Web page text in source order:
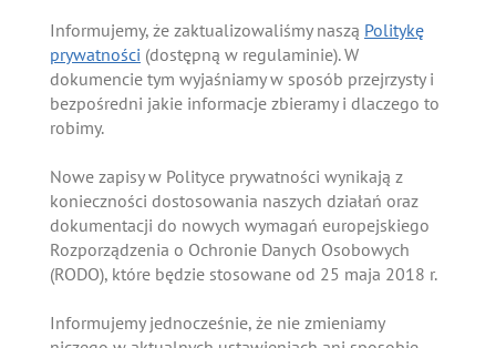
Informujemy, że zaktualizowaliśmy naszą Politykę
prywatności (dostępną w regulaminie). W
dokumencie tym wyjaśniamy w sposób przejrzysty i
bezpośredni jakie informacje zbieramy i dlaczego to
robimy.
Nowe zapisy w Polityce prywatności wynikają z
konieczności dostosowania naszych działań oraz
dokumentacji do nowych wymagań europejskiego
Rozporządzenia o Ochronie Danych Osobowych
(RODO), które będzie stosowane od 25 maja 2018 r.
Informujemy jednocześnie, że nie zmieniamy